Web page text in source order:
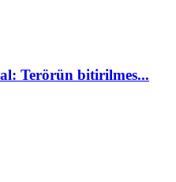
Terörün bitirilmes...